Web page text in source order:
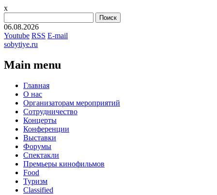
x
06.08.2026
Youtube RSS E-mail
sobytiye.ru
Main menu
Skip
content
Главная
О нас
Организаторам мероприятий
Сотрудничество
Концерты
Конференции
Выставки
Форумы
Спектакли
Премьеры кинофильмов
Food
Туризм
Сlassified